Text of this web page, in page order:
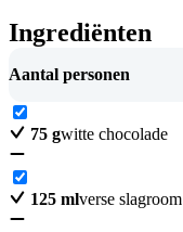
Ingrediënten
Aantal personen
75 gwitte chocolade
125 mlverse slagroom